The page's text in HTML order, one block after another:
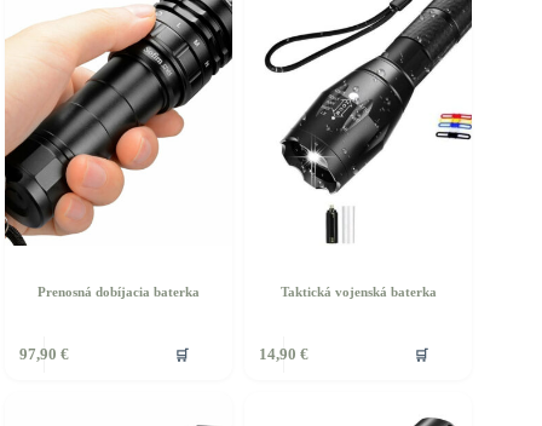
Prenosná dobíjacia baterka
97,90 € 🛒
Taktická vojenská baterka
14,90 € 🛒
produkt